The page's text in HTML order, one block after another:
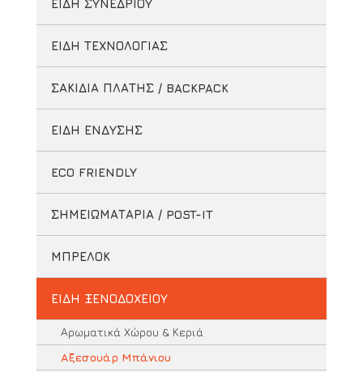
ΕΙΔΗ ΣΥΝΕΔΡΙΟΥ
ΕΙΔΗ ΤΕΧΝΟΛΟΓΙΑΣ
ΣΑΚΙΔΙΑ ΠΛΑΤΗΣ / BACKPACK
ΕΙΔΗ ΕΝΔΥΣΗΣ
ECO FRIENDLY
ΣΗΜΕΙΩΜΑΤΑΡΙΑ / POST-IT
ΜΠΡΕΛΟΚ
ΕΙΔΗ ΞΕΝΟΔΟΧΕΙΟΥ
Αρωματικά Χώρου & Κεριά
Αξεσουάρ Μπάνιου